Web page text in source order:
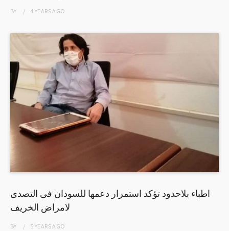
BY 4 YEARSAGO
اطباء بلاحدود تؤكد استمرار دعمها للسودان فى التصدى
لامراض الخريف
BY 5 YEARSAGO